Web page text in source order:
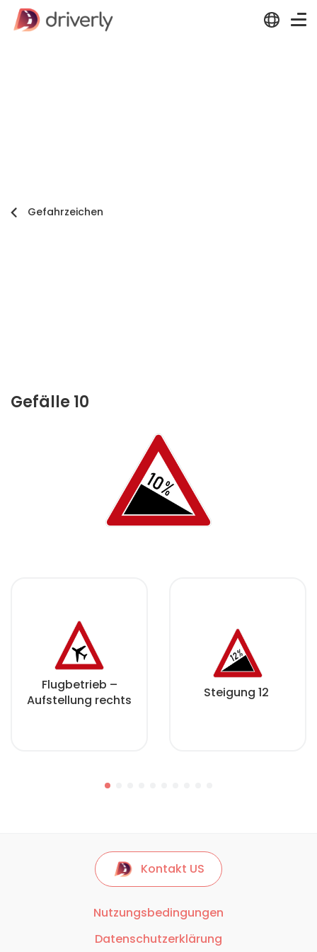
Gefahrzeichen
Gefälle 10
Flugbetrieb –
Aufstellung rechts
Steigung 12
Kontakt US
Nutzungsbedingungen
Datenschutzerklärung